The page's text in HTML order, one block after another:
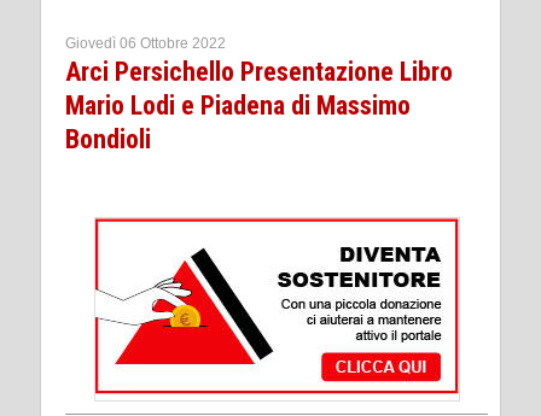
Giovedì 06 Ottobre 2022
Arci Persichello Presentazione Libro
Mario Lodi e Piadena di Massimo
Bondioli